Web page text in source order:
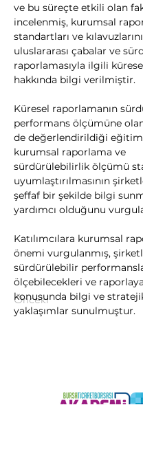
Önceki
ve bu süreçte etkili olan
incelenmiş, kurumsal
standartları ve
uluslararası çabalar ve
raporlamasıyla ilgili
hakkında bilgi verilmiştir.
Küresel raporlamanın
performans ölçümüne
de değerlendirildiği
kurumsal raporlama ve
sürdürülebilirlik ölçümü
uyumlaştırılmasının
şeffaf bir şekilde bilgi
yardımcı olduğunu
Katılımcılara kurumsal
önemi vurgulanmış,
sürdürülebilir
ölçebilecekleri ve
konusunda bilgi ve
yaklaşımlar sunulmuştur.